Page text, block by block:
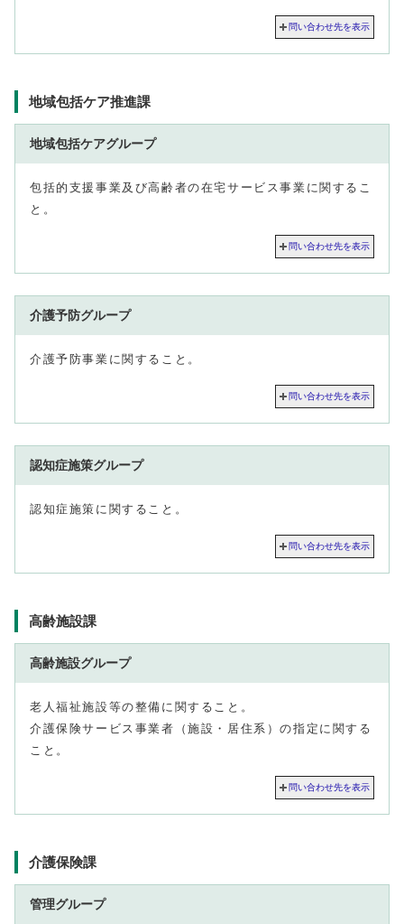
問い合わせ先を表示
地域包括ケア推進課
地域包括ケアグループ
包括的支援事業及び高齢者の在宅サービス事業に関するこ
と。
問い合わせ先を表示
介護予防グループ
介護予防事業に関すること。
問い合わせ先を表示
認知症施策グループ
認知症施策に関すること。
問い合わせ先を表示
高齢施設課
高齢施設グループ
老人福祉施設等の整備に関すること。
介護保険サービス事業者（施設・居住系）の指定に関する
こと。
問い合わせ先を表示
介護保険課
管理グループ